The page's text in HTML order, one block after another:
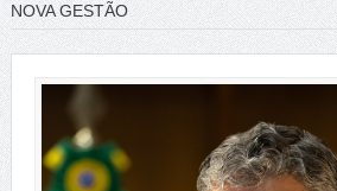
NOVA GESTÃO